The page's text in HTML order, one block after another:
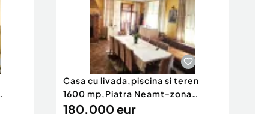
Casa cu livada,piscina si teren
1600 mp,Piatra Neamt-zona
Ciritei
180.000 eur